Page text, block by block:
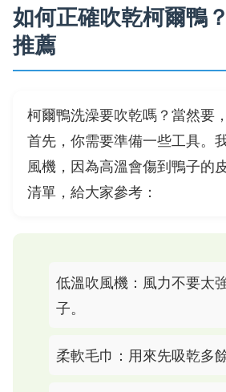
如何正確吹乾柯爾鴨
推薦
柯爾鴨洗澡要吹乾嗎？當然要
首先，你需要準備一些工具。
風機，因為高溫會傷到鴨子的
清單，給大家參考：
低溫吹風機：風力不要太
子。
柔軟毛巾：用來先吸乾多餘